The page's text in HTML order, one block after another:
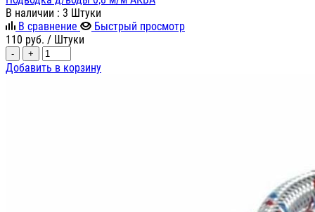
В наличии : 3 Штуки
В сравнение
Быстрый просмотр
110 руб. / Штуки
- +
Добавить в корзину